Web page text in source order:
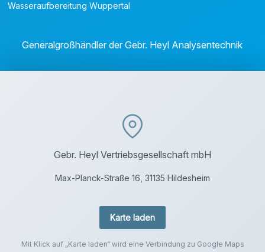
Wasseraufbereitung Wuppertal
Generalgroßhändler der Gebr. Heyl Analysentechnik
Gebr. Heyl Vertriebsgesellschaft mbH
Max-Planck-Straße 16, 31135 Hildesheim
Karte laden
Mit Klick auf „Karte laden“ wird eine Verbindung zu Google Maps